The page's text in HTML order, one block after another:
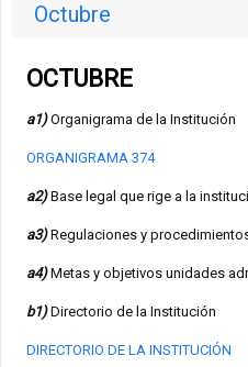
Octubre
OCTUBRE
a1) Organigrama de la Institución
ORGANIGRAMA 374
a2) Base legal que rige a la
a3)Regulaciones y
a4)Metas y objetivos unidades
b1)Directorio de la Institución
DIRECTORIO DE LA INSTITUCIÓN